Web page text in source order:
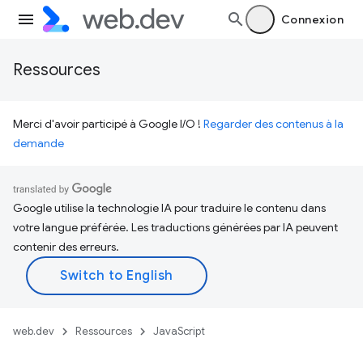
Connexion
Ressources
Merci d'avoir participé à Google I/O ! Regarder des contenus à la
demande
Google utilise la technologie IA pour traduire le contenu dans
votre langue préférée. Les traductions générées par IA peuvent
contenir des erreurs.
web.dev Ressources JavaScript